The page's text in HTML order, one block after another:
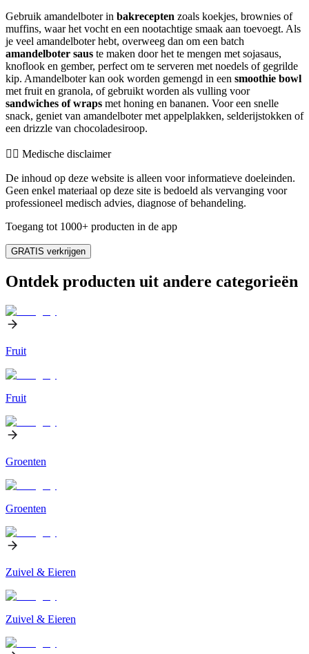
Gebruik amandelboter in bakrecepten zoals koekjes, brownies of
muffins, waar het vocht en een nootachtige smaak aan toevoegt. Als
je veel amandelboter hebt, overweeg dan om een batch
amandelboter saus te maken door het te mengen met sojasaus,
knoflook en gember, perfect om te serveren met noedels of gegrilde
kip. Amandelboter kan ook worden gemengd in een smoothie bowl
met fruit en granola, of gebruikt worden als vulling voor
sandwiches of wraps met honing en bananen. Voor een snelle
snack, geniet van amandelboter met appelplakken, selderijstokken of
een drizzle van chocoladesiroop.
👨‍⚕️️ Medische disclaimer
De inhoud op deze website is alleen voor informatieve doeleinden.
Geen enkel materiaal op deze site is bedoeld als vervanging voor
professioneel medisch advies, diagnose of behandeling.
Toegang tot 1000+ producten in de app
GRATIS verkrijgen
Ontdek producten uit andere categorieën
Fruit
Fruit
Groenten
Groenten
Zuivel & Eieren
Zuivel & Eieren